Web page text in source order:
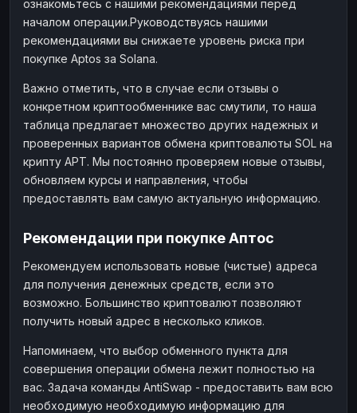
ознакомьтесь с нашими рекомендациями перед
началом операции.Руководствуясь нашими
рекомендациями вы снижаете уровень риска при
покупке Aptos за Solana.
Важно отметить, что в случае если отзывы о
конкретном криптообменнике вас смутили, то наша
таблица предлагает множество других надежных и
проверенных вариантов обмена криптовалюты SOL на
крипту APT. Мы постоянно проверяем новые отзывы,
обновляем курсы и направления, чтобы
предоставлять вам самую актуальную информацию.
Рекомендации при покупке Аптос
Рекомендуем использовать новые (чистые) адреса
для получения денежных средств, если это
возможно. Большинство криптовалют позволяют
получить новый адрес в несколько кликов.
Напоминаем, что выбор обменного пункта для
совершения операции обмена лежит полностью на
вас. Задача команды AntiSwap - предоставить вам всю
необходимую необходимую информацию для